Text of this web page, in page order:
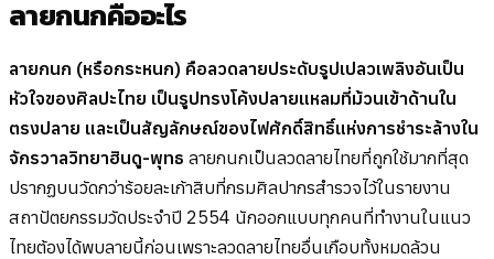
ลายกนกคืออะไร
ลายกนก (หรือกระหนก) คือลวดลายประดับรูปเปลวเพลิงอันเป็น
หัวใจของศิลปะไทย เป็นรูปทรงโค้งปลายแหลมที่ม้วนเข้าด้านใน
ตรงปลาย และเป็นสัญลักษณ์ของไฟศักดิ์สิทธิ์แห่งการชำระล้างใน
จักรวาลวิทยาฮินดู-พุทธ ลายกนกเป็นลวดลายไทยที่ถูกใช้มากที่สุด
ปรากฏบนวัดกว่าร้อยละเก้าสิบที่กรมศิลปากรสำรวจไว้ในรายงาน
สถาปัตยกรรมวัดประจำปี 2554 นักออกแบบทุกคนที่ทำงานในแนว
ไทยต้องได้พบลายนี้ก่อนเพราะลวดลายไทยอื่นเกือบทั้งหมดล้วน